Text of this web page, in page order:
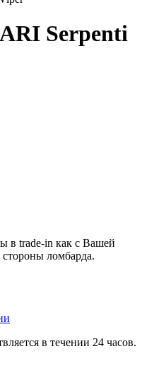
Serpenti
в trade-in как с Вашей
стороны ломбарда.
в течении 24 часов.